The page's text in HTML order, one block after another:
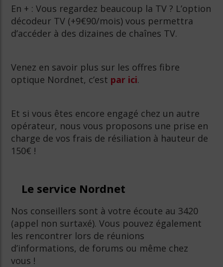
En + : Vous regardez beaucoup la TV ? L’option
décodeur TV (+9€90/mois) vous permettra
d’accéder à des dizaines de chaînes TV.
Venez en savoir plus sur les offres fibre
optique Nordnet, c’est par ici.
Et si vous êtes encore engagé chez un autre
opérateur, nous vous proposons une prise en
charge de vos frais de résiliation à hauteur de
150€ !
Le service Nordnet
Nos conseillers sont à votre écoute au 3420
(appel non surtaxé). Vous pouvez également
les rencontrer lors de réunions
d’informations, de forums ou même chez
vous !